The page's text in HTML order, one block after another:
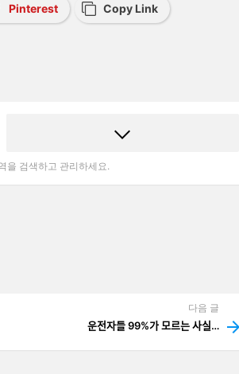
Pinterest Copy Link
을 검색하고 관리하세요.
다음 글
운전자들 99%가 모르는 사실…